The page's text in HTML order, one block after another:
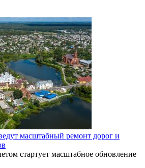
масштабный ремонт дорог и
стартует масштабное обновление